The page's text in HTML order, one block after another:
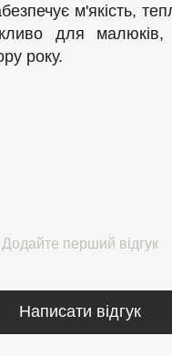
м'якість,
для малюків,
року.
Додайте перший відгук
Написати відгук